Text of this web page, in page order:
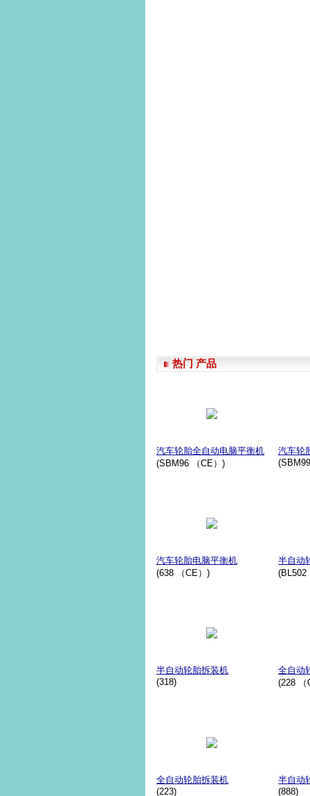
热门 产品
汽车轮胎全自动电脑平衡机
(SBM96 （CE）)
汽车轮
汽车轮胎电脑平衡机
(638 （CE）)
半自动
(BL502
半自动轮胎拆装机
(318)
全自动
(228 （
全自动轮胎拆装机
(223)
半自动
(888)